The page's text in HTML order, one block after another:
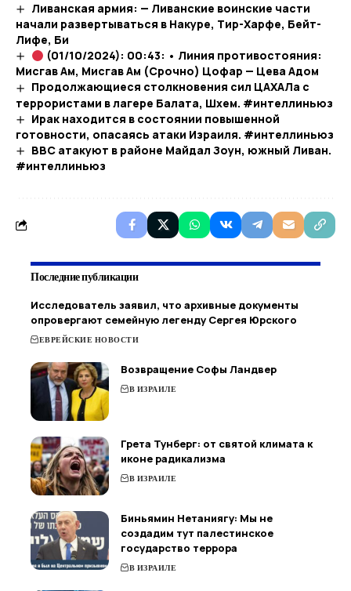
Ливанская армия: — Ливанские воинские части
начали развертываться в Накуре, Тир-Харфе, Бейт-
Лифе, Би
(01/10/2024): 00:43: • Линия противостояния:
Мисгав Ам, Мисгав Ам (Срочно) Цофар — Цева Адом
Продолжающиеся столкновения сил ЦАХАЛа с
террористами в лагере Балата, Шхем. #интеллиньюз
Ирак находится в состоянии повышенной
готовности, опасаясь атаки Израиля. #интеллиньюз
ВВС атакуют в районе Майдал Зоун, южный Ливан.
#интеллиньюз
Последние публикации
Исследователь заявил, что архивные документы
опровергают семейную легенду Сергея Юрского
ЕВРЕЙСКИЕ НОВОСТИ
Возвращение Софы Ландвер
В ИЗРАИЛЕ
Грета Тунберг: от святой климата к
иконе радикализма
В ИЗРАИЛЕ
Биньямин Нетаниягу: Мы не
создадим тут палестинское
государство террора
В ИЗРАИЛЕ